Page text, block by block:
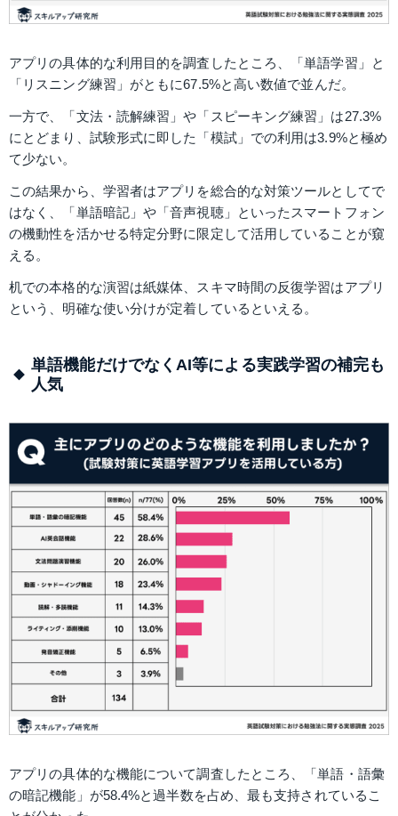
アプリの具体的な利用目的を調査したところ、「単語学習」と
「リスニング練習」がともに67.5%と高い数値で並んだ。
一方で、「文法・読解練習」や「スピーキング練習」は27.3%
にとどまり、試験形式に即した「模試」での利用は3.9%と極め
て少ない。
この結果から、学習者はアプリを総合的な対策ツールとしてで
はなく、「単語暗記」や「音声視聴」といったスマートフォン
の機動性を活かせる特定分野に限定して活用していることが窺
える。
机での本格的な演習は紙媒体、スキマ時間の反復学習はアプリ
という、明確な使い分けが定着しているといえる。
単語機能だけでなくAI等による実践学習の補完も
人気
アプリの具体的な機能について調査したところ、「単語・語彙
の暗記機能」が58.4%と過半数を占め、最も支持されているこ